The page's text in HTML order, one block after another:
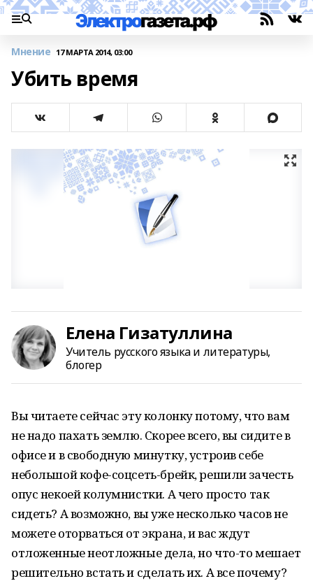
Мнение 17 МАРТА 2014, 03:00
Убить время
Елена Гизатуллина
Учитель русского языка и литературы,
блогер
Вы читаете сейчас эту колонку потому, что вам
не надо пахать землю. Скорее всего, вы сидите в
офисе и в свободную минутку, устроив себе
небольшой кофе-соцсеть-брейк, решили зачесть
опус некоей колумнистки. А чего просто так
сидеть? А возможно, вы уже несколько часов не
можете оторваться от экрана, и вас ждут
отложенные неотложные дела, но что-то мешает
решительно встать и сделать их. А все почему?